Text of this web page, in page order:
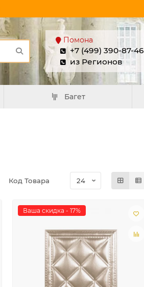
Помона
+7 (499) 390-87-46
из Регионов
Багет
Код Товара
Ваша скидка - 17%